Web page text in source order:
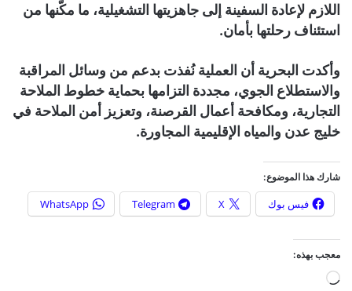
اللازم لإعادة السفينة إلى جاهزيتها التشغيلية، ما مكّنها من
استئناف رحلتها بأمان.
وأكدت البحرية أن العملية نُفذت بدعم من وسائل المراقبة
والاستطلاع الجوي، مجددة التزامها بحماية خطوط الملاحة
التجارية، ومكافحة أعمال القرصنة، وتعزيز أمن الملاحة في
خليج عدن والمياه الإقليمية المجاورة.
شارك هذا الموضوع:
فيس بوك X
Telegram
WhatsApp
معجب بهذه: